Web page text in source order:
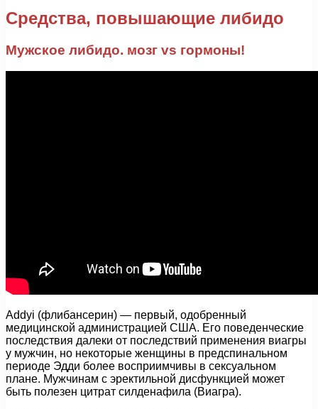
Средства, повышающие либидо
Мужское либидо. мозг vs гормоны!
Addyi (флибансерин) — первый, одобренный
медицинской администрацией США. Его поведенческие
последствия далеки от последствий применения виагры
у мужчин, но некоторые женщины в предспинальном
периоде Эдди более восприимчивы в сексуальном
плане. Мужчинам с эректильной дисфункцией может
быть полезен цитрат силденафила (Виагра).